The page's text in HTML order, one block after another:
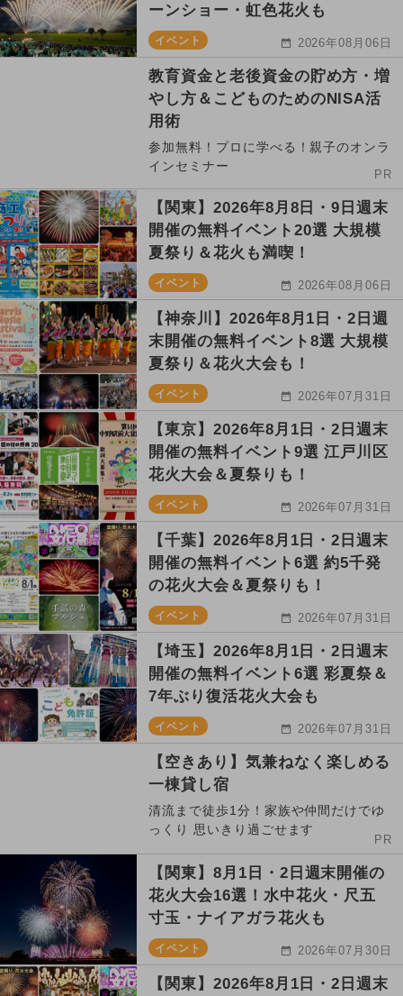
ーンショー・虹色花火も
イベント 2026年08月06日
教育資金と老後資金の貯め方・増
やし方＆こどものためのNISA活
用術
参加無料！プロに学べる！親子のオンラ
インセミナー
PR
【関東】2026年8月8日・9日週末
開催の無料イベント20選 大規模
夏祭り＆花火も満喫！
イベント 2026年08月06日
【神奈川】2026年8月1日・2日週
末開催の無料イベント8選 大規模
夏祭り＆花火大会も！
イベント 2026年07月31日
【東京】2026年8月1日・2日週末
開催の無料イベント9選 江戸川区
花火大会＆夏祭りも！
イベント 2026年07月31日
【千葉】2026年8月1日・2日週末
開催の無料イベント6選 約5千発
の花火大会＆夏祭りも！
イベント 2026年07月31日
【埼玉】2026年8月1日・2日週末
開催の無料イベント6選 彩夏祭＆
7年ぶり復活花火大会も
イベント 2026年07月31日
【空きあり】気兼ねなく楽しめる
一棟貸し宿
清流まで徒歩1分！家族や仲間だけでゆ
っくり 思いきり過ごせます
PR
【関東】8月1日・2日週末開催の
花火大会16選！水中花火・尺五
寸玉・ナイアガラ花火も
イベント 2026年07月30日
【関東】2026年8月1日・2日週末